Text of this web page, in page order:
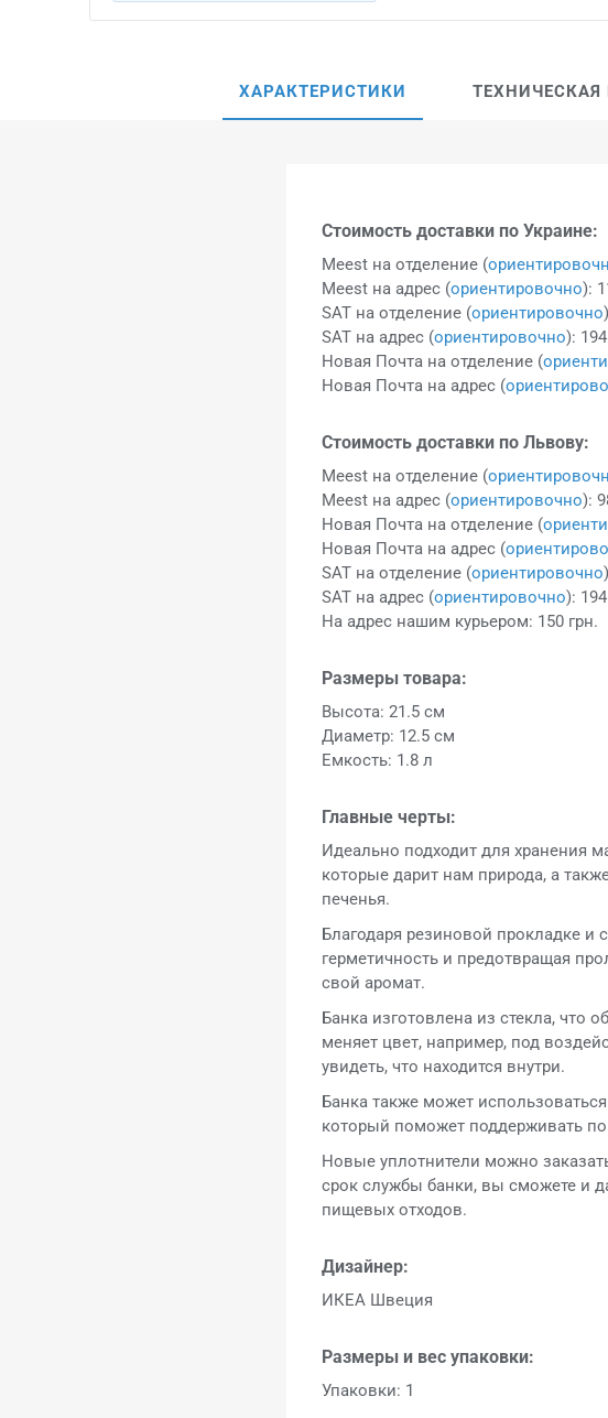
ХАРАКТЕРИСТИКИ
Стоимость доставки по Украине:
Meest на отделение (
Meest на адрес (ориентировочно):
SAT на отделение (ориентировочно
SAT на адрес (ориентировочно):
Новая Почта на отделение (
Новая Почта на адрес (
Стоимость доставки по Львову:
Meest на отделение (
Meest на адрес (ориентировочно):
Новая Почта на отделение (
Новая Почта на адрес (
SAT на отделение (ориентировочно
SAT на адрес (ориентировочно):
На адрес нашим курьером: 150 грн.
Размеры товара:
Высота: 21.5 см
Диаметр: 12.5 см
Емкость: 1.8 л
Главные черты:
Идеально подходит для хранения
которые дарит нам природа, а
печенья.
Благодаря резиновой прокладке и
герметичность и предотвращая
свой аромат.
Банка изготовлена из стекла, что
меняет цвет, например, под
увидеть, что находится внутри.
Банка также может
который поможет поддерживать
Новые уплотнители можно
срок службы банки, вы сможете и
пищевых отходов.
Дизайнер:
ИКЕА Швеция
Размеры и вес упаковки:
Упаковки: 1